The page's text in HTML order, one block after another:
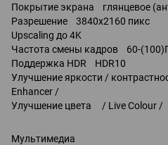
Покрытие экрана глянцевое
Разрешение 3840x2160 пикс
Upscaling до 4K
Частота смены кадров 60-
Поддержка HDR HDR10
Улучшение яркости /
Enhancer /
Улучшение цвета / Live Colour /
Мультимедиа